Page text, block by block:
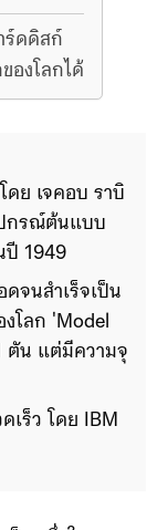
ร์ดดิสก์
องโลกได้
ดย เจคอบ ราบิ
ปกรณ์ต้นแบบ
ปี 1949
จนสำเร็จเป็น
โลก 'Model
ตัน แต่มีความจุ
เร็ว โดย IBM
งใช้ 'หัวอ่าน